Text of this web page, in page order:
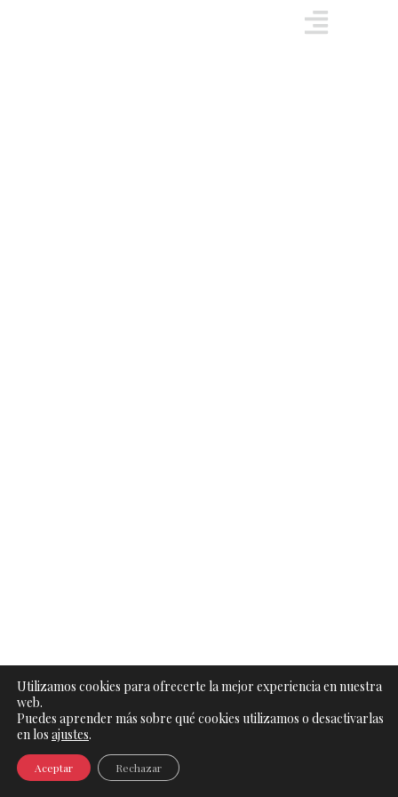
Utilizamos cookies para ofrecerte la mejor experiencia en nuestra
web.
Puedes aprender más sobre qué cookies utilizamos o desactivarlas
en los ajustes.
Aceptar Rechazar